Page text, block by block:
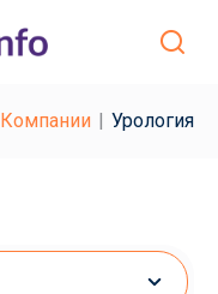
Компании Урология